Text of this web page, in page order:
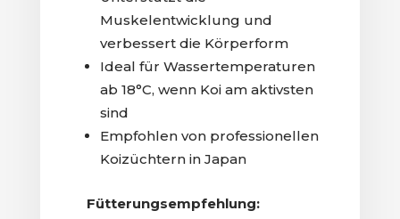
Muskelentwicklung und
verbessert die Körperform
Ideal für Wassertemperaturen
ab 18°C, wenn Koi am aktivsten
sind
Empfohlen von professionellen
Koizüchtern in Japan
Fütterungsempfehlung: